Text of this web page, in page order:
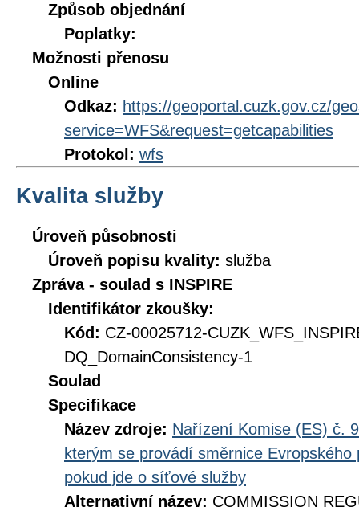
Způsob objednání
Poplatky:
Možnosti přenosu
Online
Odkaz: https://geoportal.cuzk.gov.cz/
service=WFS&request=getcapabilities
Protokol: wfs
Kvalita služby
Úroveň působnosti
Úroveň popisu kvality: služba
Zpráva - soulad s INSPIRE
Identifikátor zkoušky:
Kód: CZ-00025712-
DQ_DomainConsistency-1
Soulad
Specifikace
Název zdroje: Nařízení Komise (ES) č.
kterým se provádí směrnice
pokud jde o síťové služby
Alternativní název: COMMISSION